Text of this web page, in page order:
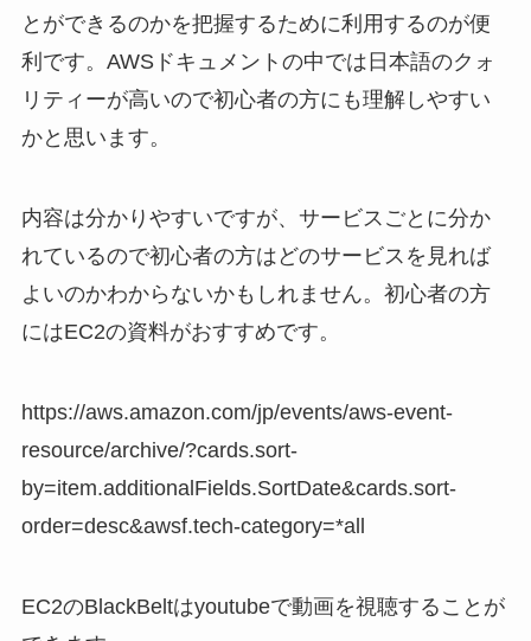
とができるのかを把握するために利用するのが便
利です。AWSドキュメントの中では日本語のクォ
リティーが高いので初心者の方にも理解しやすい
かと思います。
内容は分かりやすいですが、サービスごとに分か
れているので初心者の方はどのサービスを見れば
よいのかわからないかもしれません。初心者の方
にはEC2の資料がおすすめです。
https://aws.amazon.com/jp/events/aws-event-
resource/archive/?cards.sort-
by=item.additionalFields.SortDate&cards.sort-
order=desc&awsf.tech-category=*all
EC2のBlackBeltはyoutubeで動画を視聴することが